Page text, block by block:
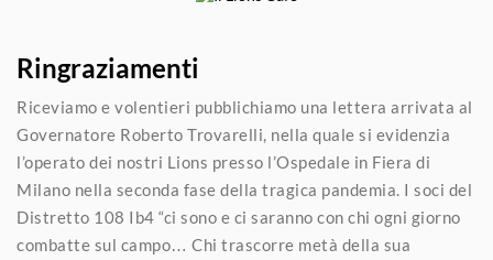
Ringraziamenti
Riceviamo e volentieri pubblichiamo una lettera arrivata al
Governatore Roberto Trovarelli, nella quale si evidenzia
l’operato dei nostri Lions presso l’Ospedale in Fiera di
Milano nella seconda fase della tragica pandemia. I soci del
Distretto 108 Ib4 “ci sono e ci saranno con chi ogni giorno
combatte sul campo… Chi trascorre metà della sua